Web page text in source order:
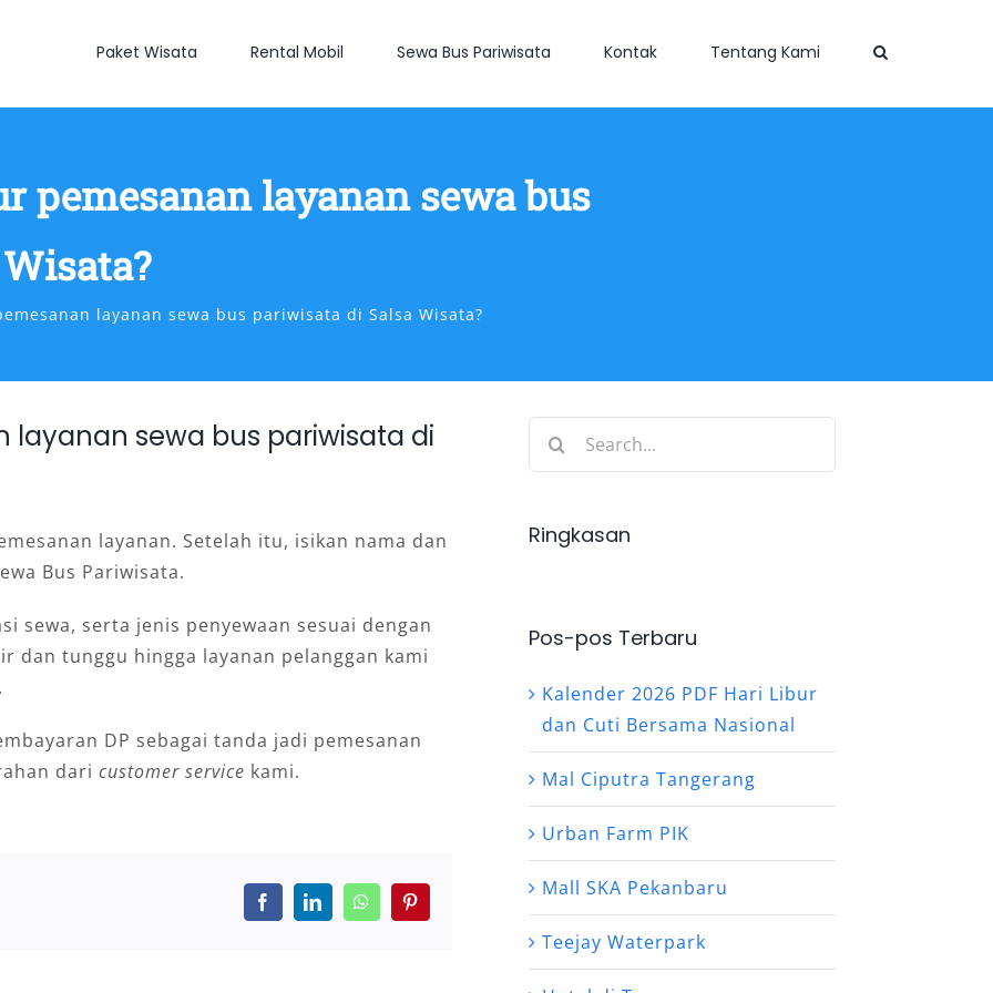
Paket Wisata Rental Mobil Sewa Bus Pariwisata Kontak Tentang Kami
pemesanan layanan sewa bus
layanan sewa bus pariwisata di Salsa Wisata?
sewa bus pariwisata di
layanan. Setelah itu, isikan nama dan
Bus Pariwisata.
sewa, serta jenis penyewaan sesuai dengan
tunggu hingga layanan pelanggan kami
DP sebagai tanda jadi pemesanan
dari customer service kami.
FacebookLinkedInWhatsAppPinterest
Search
Ringkasan
Pos-pos Terbaru
Kalender 2026 PDF Hari Libur
dan Cuti Bersama Nasional
Mal Ciputra Tangerang
Urban Farm PIK
Mall SKA Pekanbaru
Teejay Waterpark